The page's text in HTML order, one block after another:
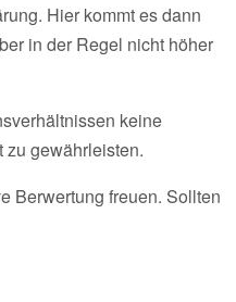
Hier kommt es dann
in der Regel nicht höher
keine
zu gewährleisten.
Berwertung freuen. Sollten